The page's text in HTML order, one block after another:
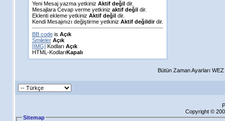
Yeni Mesaj yazma yetkiniz Aktif değildir.
Mesajlara Cevap verme yetkiniz aktif değildir.
Eklenti ekleme yetkiniz Aktif değildir.
Kendi Mesajınızı değiştirme yetkiniz Aktif değildirdir.
BB codeis Açık
Smileler Açık
[IMG]Kodları Açık
HTML-KodlarıKapalı
Bütün Zaman Ayarları
Copyright ©
Sitemap